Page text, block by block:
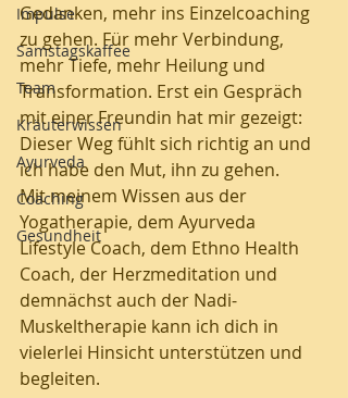
Impulse
Samstagskaffee
Team
Kräuterwissen
Ayurveda
Coaching
Gesundheit
Gedanken, mehr ins Einzelcoaching
zu gehen. Für mehr Verbindung,
mehr Tiefe, mehr Heilung und
Transformation. Erst ein Gespräch
mit einer Freundin hat mir gezeigt:
Dieser Weg fühlt sich richtig an und
ich habe den Mut, ihn zu gehen.
Mit meinem Wissen aus der
Yogatherapie, dem Ayurveda
Lifestyle Coach, dem Ethno Health
Coach, der Herzmeditation und
demnächst auch der Nadi-
Muskeltherapie kann ich dich in
vielerlei Hinsicht unterstützen und
begleiten.